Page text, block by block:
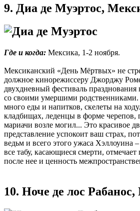
9. Диа де Муэртос,
Где и когда: Мексика, 1-2 ноября.
Мексиканский «День Мёртвых» не
должное кинорежиссеру Джорджу
двухдневный фестиваль празднования
со своими умершими
много еды и напитков, скелеты на
кладбищах, леденцы в форме
мариачи возле могил... Это красивое
представление успокоит ваш страх,
ведьм и всего этого ужаса Хэллоуина
все табу, касающиеся смерти,
после нее и ценность
10. Ноче де лос